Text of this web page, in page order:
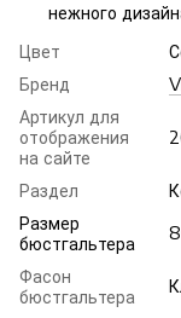
нежного
Цвет
Бренд
Артикул для
отображения
на сайте
Раздел
Размер
бюстгальтера
Фасон
бюстгальтера